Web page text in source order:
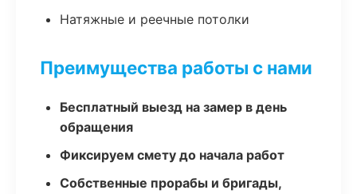
Натяжные и реечные потолки
Преимущества работы с нами
Бесплатный выезд на замер в день
обращения
Фиксируем смету до начала работ
Собственные прорабы и бригады,